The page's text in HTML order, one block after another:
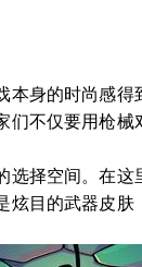
本身的时尚感
不仅要用枪
选择空间。在
目的武器皮